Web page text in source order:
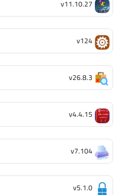
v11.10.27
v124
v26.8.3
v4.4.15
v7.104
v5.1.0